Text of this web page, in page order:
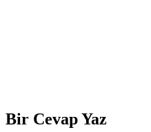
Bir Cevap Yaz